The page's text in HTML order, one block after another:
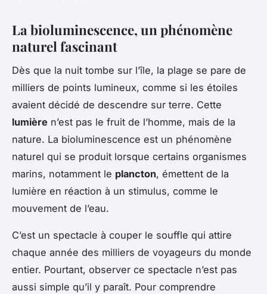
La bioluminescence, un phénomène
naturel fascinant
Dès que la nuit tombe sur l’île, la plage se pare de
milliers de points lumineux, comme si les étoiles
avaient décidé de descendre sur terre. Cette
lumière n’est pas le fruit de l’homme, mais de la
nature. La bioluminescence est un phénomène
naturel qui se produit lorsque certains organismes
marins, notamment le plancton, émettent de la
lumière en réaction à un stimulus, comme le
mouvement de l’eau.
C’est un spectacle à couper le souffle qui attire
chaque année des milliers de voyageurs du monde
entier. Pourtant, observer ce spectacle n’est pas
aussi simple qu’il y paraît. Pour comprendre